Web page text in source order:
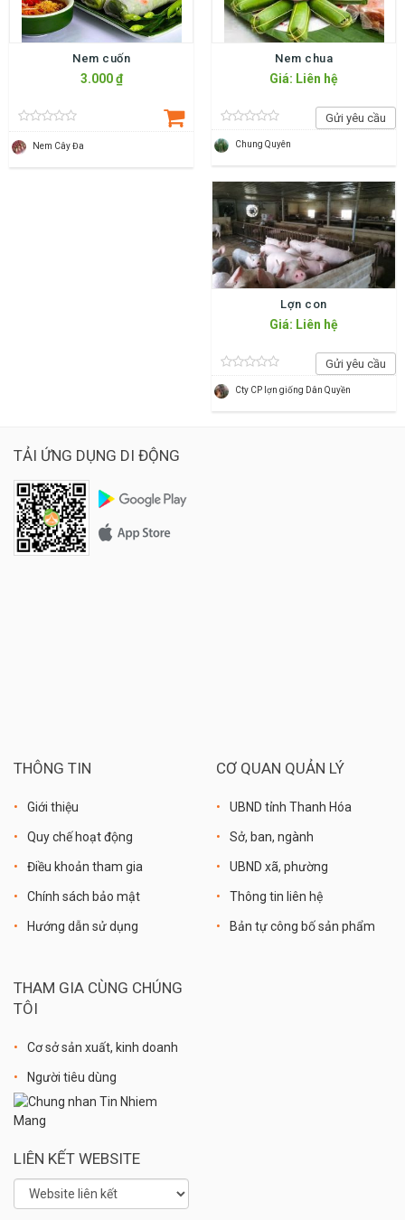
Nem cuốn
3.000 ₫
Nem Cây Đa
Nem chua
Giá: Liên hệ
Gửi yêu cầu
Chung Quyên
Lợn con
Giá: Liên hệ
Gửi yêu cầu
Cty CP lợn giống Dân Quyền
TẢI ỨNG DỤNG DI ĐỘNG
THÔNG TIN
Giới thiệu
Quy chế hoạt động
Điều khoản tham gia
Chính sách bảo mật
Hướng dẫn sử dụng
CƠ QUAN QUẢN LÝ
UBND tỉnh Thanh Hóa
Sở, ban, ngành
UBND xã, phường
Thông tin liên hệ
Bản tự công bố sản phẩm
THAM GIA CÙNG CHÚNG
TÔI
Cơ sở sản xuất, kinh doanh
Người tiêu dùng
LIÊN KẾT WEBSITE